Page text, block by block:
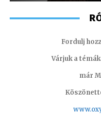
Fordulj
Várjuk a
már